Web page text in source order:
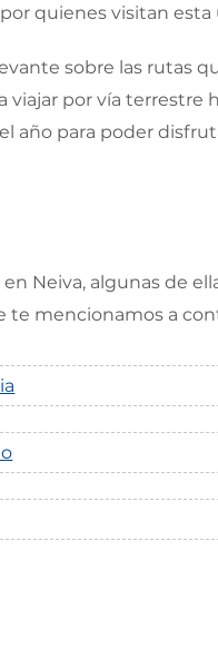
quienes visitan
sobre las rutas
por vía terrestre
año para poder
Neiva, algunas de
te mencionamos a